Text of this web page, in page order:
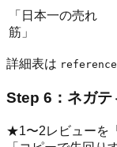
「日本一の売れ
筋」
詳細表は
Step 6：ネガテ
★1〜2レビューを